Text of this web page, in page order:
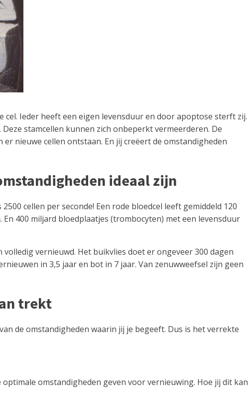
cel. Ieder heeft een eigen levensduur en door apoptose sterft zij.
stamcellen kunnen zich onbeperkt vermeerderen. De
nieuwe cellen ontstaan. En jij creëert de omstandigheden
ideaal zijn
cellen per seconde! Een rode bloedcel leeft gemiddeld 120
400 miljard bloedplaatjes (trombocyten) met een levensduur
vernieuwd. Het buikvlies doet er ongeveer 300 dagen
in 3,5 jaar en bot in 7 jaar. Van zenuwweefsel zijn geen
trekt
de omstandigheden waarin jij je begeeft. Dus is het verrekte
omstandigheden geven voor vernieuwing. Hoe jij dit kan